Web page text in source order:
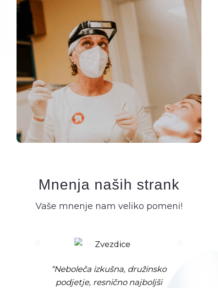
Mnenja naših strank
Vaše mnenje nam veliko pomeni!
“Neboleča izkušna, družinsko
podjetje, resnično najboljši
Next